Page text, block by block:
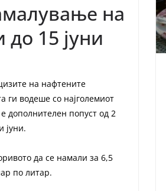
на
15 јуни
на нафтените
ги водеше со најголемиот
дополнителен попуст од 2
јуни.
да се намали за 6,5
по литар.